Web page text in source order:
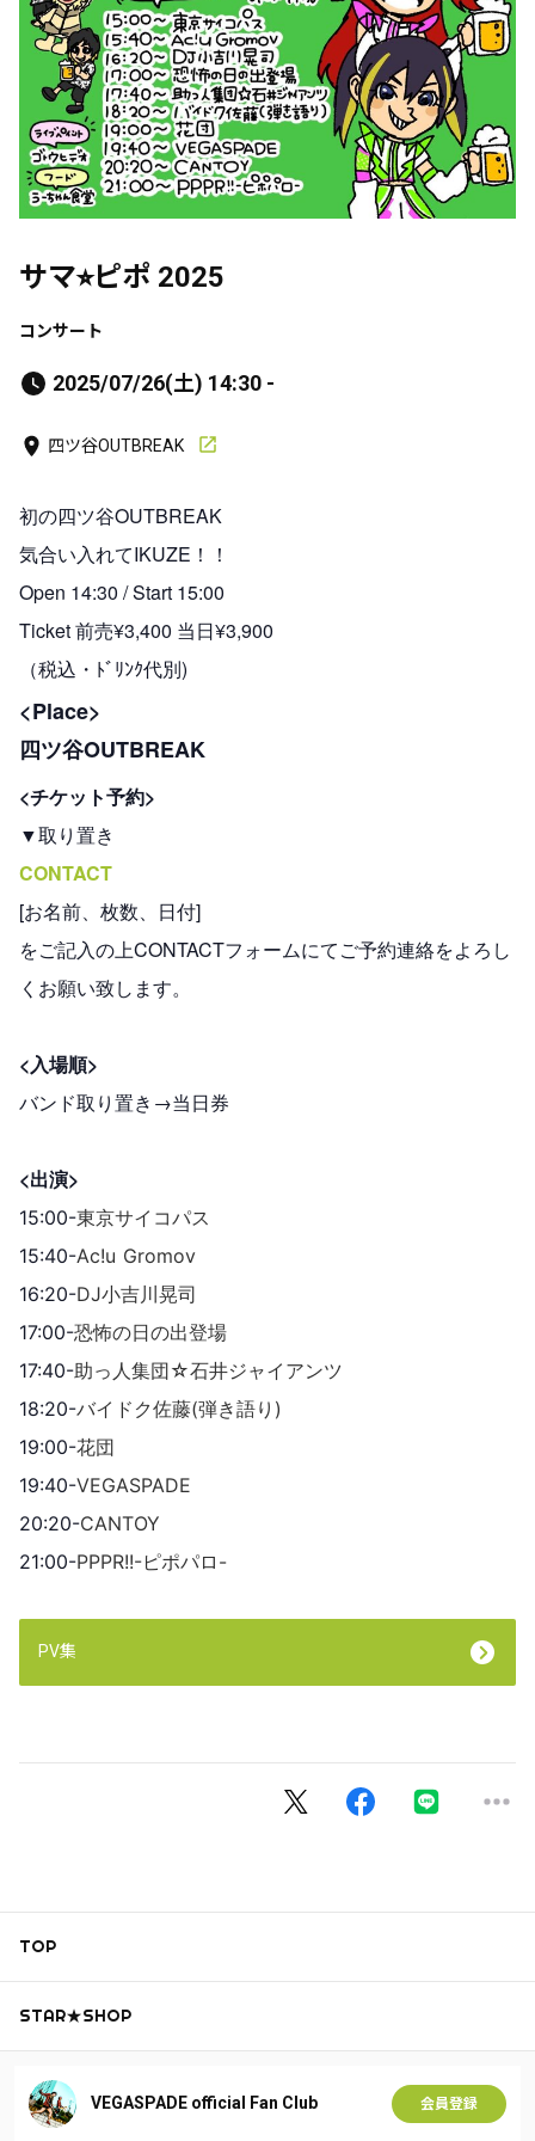
サマ⭐︎ピポ 2025
コンサート
2025/07/26(土) 14:30 -
四ツ谷OUTBREAK
初の四ツ谷OUTBREAK
気合い入れてIKUZE！！
Open 14:30 / Start 15:00
Ticket 前売¥3,400 当日¥3,900
（税込・ﾄﾞﾘﾝｸ代別)
<Place>
四ツ谷OUTBREAK
<チケット予約>
▼取り置き
CONTACT
[お名前、枚数、日付]
をご記入の上CONTACTフォームにてご予約連絡をよろし
くお願い致します。
<入場順>
バンド取り置き→当日券
<出演>
15:00-東京サイコパス
15:40-Ac!u Gromov
16:20-DJ小吉川晃司
17:00-恐怖の日の出登場
17:40-助っ人集団☆石井ジャイアンツ
18:20-バイドク佐藤(弾き語り)
19:00-花団
19:40-VEGASPADE
20:20-CANTOY
21:00-PPPR!!-ピポパロ-
PV集
TOP
STAR★SHOP
VEGASPADE official Fan Club 会員登録